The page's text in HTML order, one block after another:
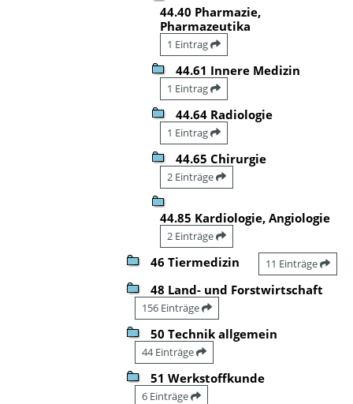
44.40 Pharmazie,
Pharmazeutika
1 Eintrag
44.61 Innere Medizin
1 Eintrag
44.64 Radiologie
1 Eintrag
44.65 Chirurgie
2 Einträge
44.85 Kardiologie, Angiologie
2 Einträge
46 Tiermedizin 11 Einträge
48 Land- und Forstwirtschaft
156 Einträge
50 Technik allgemein
44 Einträge
51 Werkstoffkunde
6 Einträge